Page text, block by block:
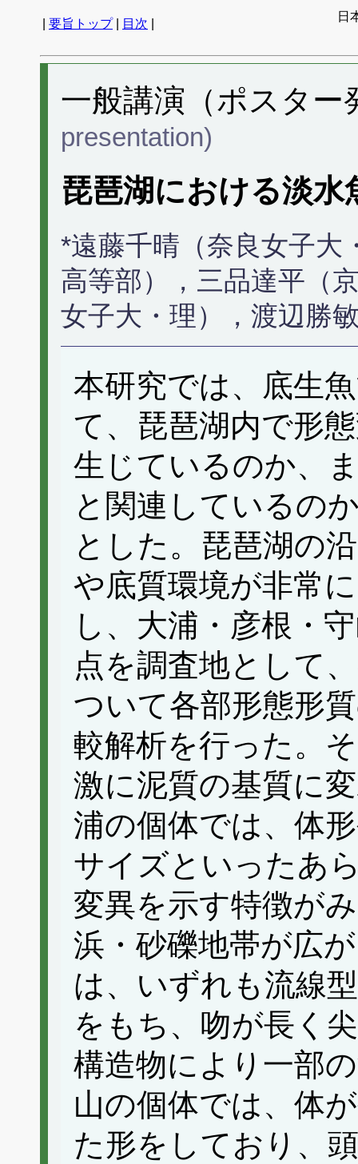
要旨トップ| 目次
日
一般講演（ポスタ
presentation)
琵琶湖における淡
*遠藤千晴（奈良女子大
高等部），三品達平（
女子大・理），渡辺勝
本研究では、底生
て、琵琶湖内で形
生じているのか、
と関連しているの
とした。琵琶湖の
や底質環境が非常
し、大浦・彦根・
点を調査地として
ついて各部形態形
較解析を行った。
激に泥質の基質に
浦の個体では、体
サイズといったあ
変異を示す特徴が
浜・砂礫地帯が広
は、いずれも流線
をもち、吻が長く
構造物により一部
山の個体では、体
た形をしており、